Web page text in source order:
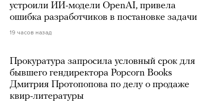
устроили ИИ-модели OpenAI, привела
ошибка разработчиков в постановке задачи
19 часов назад
Прокуратура запросила условный срок для
бывшего гендиректора Popcorn Books
Дмитрия Протопопова по делу о продаже
квир-литературы